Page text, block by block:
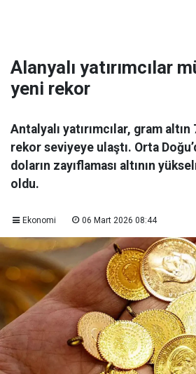
Alanyalı yatırımcılar
yeni rekor
Antalyalı yatırımcılar, gram
rekor seviyeye ulaştı. Orta
doların zayıflaması altının
oldu.
Ekonomi 06 Mart 2026 08:44